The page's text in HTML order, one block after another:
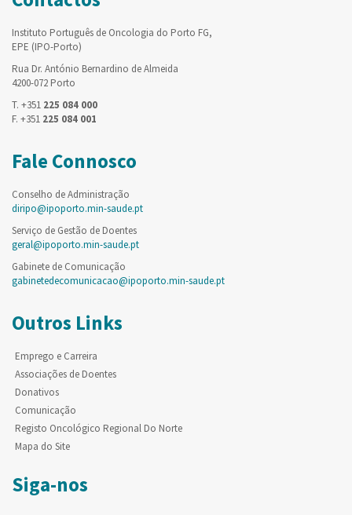
Instituto Português de Oncologia do Porto FG,
EPE (IPO-Porto)
Rua Dr. António Bernardino de Almeida
4200-072 Porto
T. +351 225 084 000
F. +351 225 084 001
Fale Connosco
Conselho de Administração
diripo@ipoporto.min-saude.pt
Serviço de Gestão de Doentes
geral@ipoporto.min-saude.pt
Gabinete de Comunicação
gabinetedecomunicacao@ipoporto.min-saude.pt
Outros Links
Emprego e Carreira
Associações de Doentes
Donativos
Comunicação
Registo Oncológico Regional Do Norte
Mapa do Site
Siga-nos